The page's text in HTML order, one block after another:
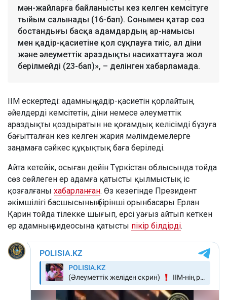
мән-жайларға байланысты кез келген кемсітуге
тыйым салынады (16-бап). Сонымен қатар сөз
бостандығы басқа адамдардың ар-намысы
мен қадір-қасиетіне қол сұқпауға тиіс, ал діни
және әлеуметтік араздықты насихаттауға жол
берілмейді (23-бап)», – делінген хабарламада.
ІІМ ескертеді: адамның қадір-қасиетін қорлайтын,
әйелдерді кемсітетін, діни немесе әлеуметтік
араздықты қоздыратын не қоғамдық келісімді бұзуға
бағытталған кез келген жария мәлімдемелерге
заңнамаға сәйкес құқықтық баға беріледі.
Айта кетейік, осыған дейін Түркістан облысында тойда
сөз сөйлеген ер адамға қатысты қылмыстық іс
қозғалғаны хабарланған. Өз кезегінде Президент
әкімшілігі басшысының бірінші орынбасары Ерлан
Қарин тойда тілекке шығып, ерсі уағыз айтып кеткен
ер адамның видеосына қатысты пікір білдірді.